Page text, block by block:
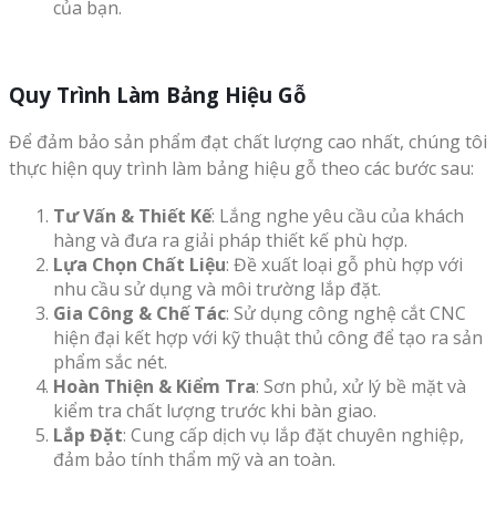
của bạn.
Quy Trình Làm Bảng Hiệu Gỗ
Để đảm bảo sản phẩm đạt chất lượng cao nhất, chúng tôi
thực hiện quy trình làm bảng hiệu gỗ theo các bước sau:
Tư Vấn & Thiết Kế: Lắng nghe yêu cầu của khách
hàng và đưa ra giải pháp thiết kế phù hợp.
Lựa Chọn Chất Liệu: Đề xuất loại gỗ phù hợp với
nhu cầu sử dụng và môi trường lắp đặt.
Gia Công & Chế Tác: Sử dụng công nghệ cắt CNC
hiện đại kết hợp với kỹ thuật thủ công để tạo ra sản
phẩm sắc nét.
Hoàn Thiện & Kiểm Tra: Sơn phủ, xử lý bề mặt và
kiểm tra chất lượng trước khi bàn giao.
Lắp Đặt: Cung cấp dịch vụ lắp đặt chuyên nghiệp,
đảm bảo tính thẩm mỹ và an toàn.